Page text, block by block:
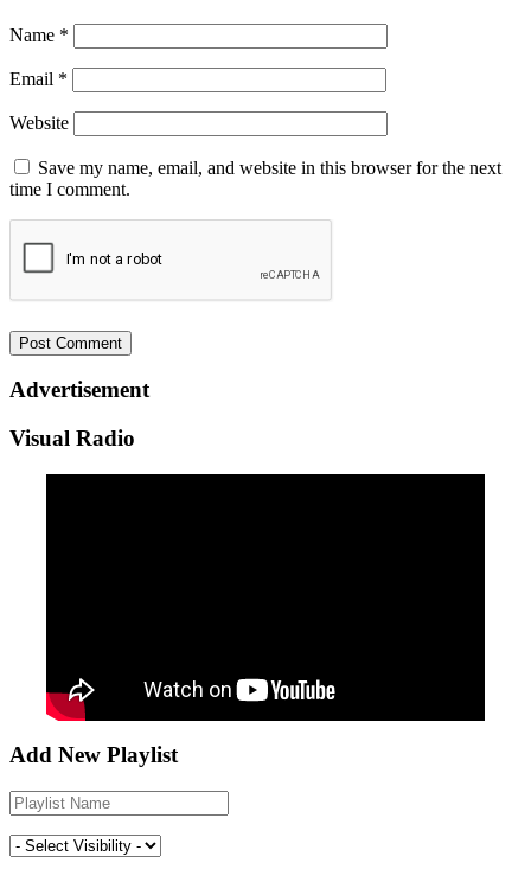
Name *
Email *
Website
Save my name, email, and website in this browser for the next
time I comment.
Advertisement
Visual Radio
Add New Playlist